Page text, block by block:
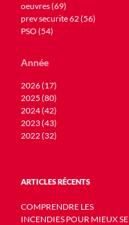
oeuvres (69)
prev securite 62 (56)
PSO (54)
Année
2026 (17)
2025 (80)
2024 (42)
2023 (43)
2022 (32)
ARTICLES RÉCENTS
COMPRENDRE LES
INCENDIES POUR MIEUX SE